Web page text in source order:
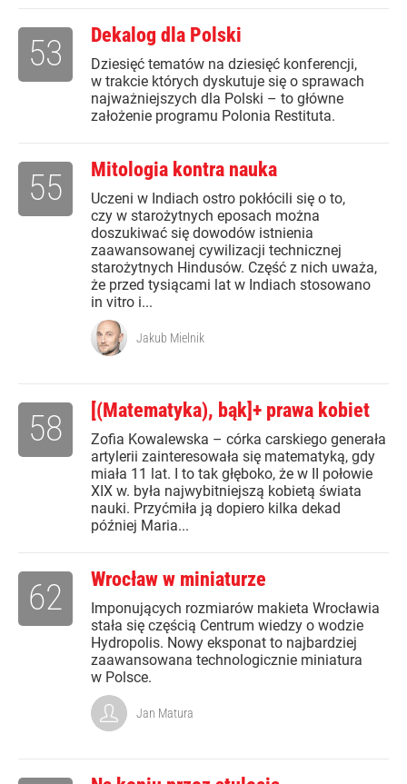
Dekalog dla Polski
Dziesięć tematów na dziesięć konferencji,
w trakcie których dyskutuje się o sprawach
najważniejszych dla Polski – to główne
założenie programu Polonia Restituta.
53
Mitologia kontra nauka
Uczeni w Indiach ostro pokłócili się o to,
czy w starożytnych eposach można
doszukiwać się dowodów istnienia
zaawansowanej cywilizacji technicznej
starożytnych Hindusów. Część z nich uważa,
że przed tysiącami lat w Indiach stosowano
in vitro i...
55
Jakub Mielnik
[(Matematyka), bąk]+ prawa kobiet
Zofia Kowalewska – córka carskiego generała
artylerii zainteresowała się matematyką, gdy
miała 11 lat. I to tak głęboko, że w II połowie
XIX w. była najwybitniejszą kobietą świata
nauki. Przyćmiła ją dopiero kilka dekad
później Maria...
58
Wrocław w miniaturze
Imponujących rozmiarów makieta Wrocławia
stała się częścią Centrum wiedzy o wodzie
Hydropolis. Nowy eksponat to najbardziej
zaawansowana technologicznie miniatura
w Polsce.
62
Jan Matura